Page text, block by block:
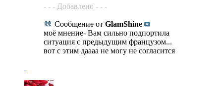
- - - Добавлено - - -
Сообщение от GlamShine
моё мнение- Вам сильно подпортила
ситуация с предыдущим французом...
вот с этим даааа не могу не согласится